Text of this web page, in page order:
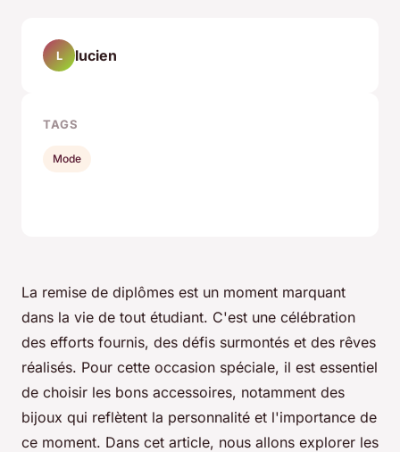
La remise de diplômes est un moment marquant
dans la vie de tout étudiant. C'est une célébration
des efforts fournis, des défis surmontés et des rêves
réalisés. Pour cette occasion spéciale, il est essentiel
de choisir les bons accessoires, notamment des
bijoux qui reflètent la personnalité et l'importance de
ce moment. Dans cet article, nous allons explorer les
L lucien
TAGS
Mode